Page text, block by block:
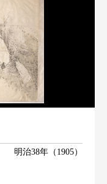
明治38年（1905）